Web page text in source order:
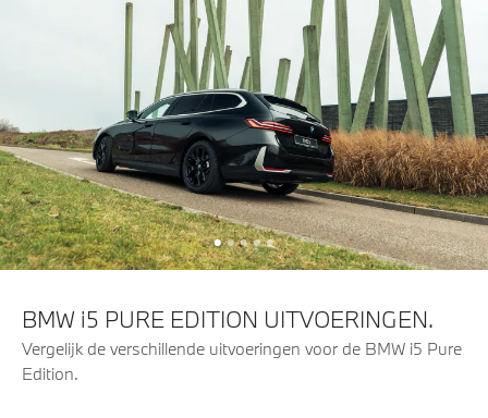
BMW i5 PURE EDITION UITVOERINGEN.
Vergelijk de verschillende uitvoeringen voor de BMW i5 Pure
Edition.